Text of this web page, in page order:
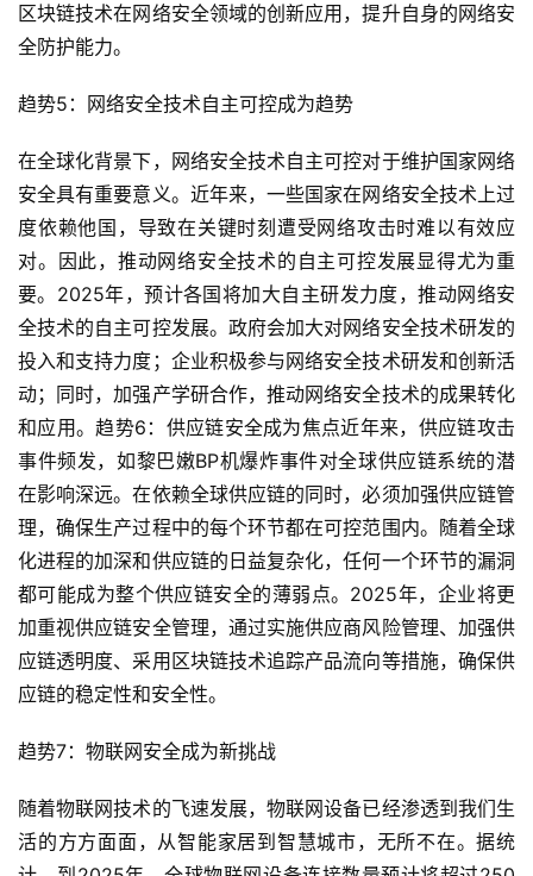
区块链技术在网络安全领域的创新应用，提升自身的网络安
全防护能力。
趋势5：网络安全技术自主可控成为趋势
在全球化背景下，网络安全技术自主可控对于维护国家网络
安全具有重要意义。近年来，一些国家在网络安全技术上过
度依赖他国，导致在关键时刻遭受网络攻击时难以有效应
对。因此，推动网络安全技术的自主可控发展显得尤为重
要。2025年，预计各国将加大自主研发力度，推动网络安
全技术的自主可控发展。政府会加大对网络安全技术研发的
投入和支持力度；企业积极参与网络安全技术研发和创新活
动；同时，加强产学研合作，推动网络安全技术的成果转化
和应用。趋势6：供应链安全成为焦点近年来，供应链攻击
事件频发，如黎巴嫩BP机爆炸事件对全球供应链系统的潜
在影响深远。在依赖全球供应链的同时，必须加强供应链管
理，确保生产过程中的每个环节都在可控范围内。随着全球
化进程的加深和供应链的日益复杂化，任何一个环节的漏洞
都可能成为整个供应链安全的薄弱点。2025年，企业将更
加重视供应链安全管理，通过实施供应商风险管理、加强供
应链透明度、采用区块链技术追踪产品流向等措施，确保供
应链的稳定性和安全性。
趋势7：物联网安全成为新挑战
随着物联网技术的飞速发展，物联网设备已经渗透到我们生
活的方方面面，从智能家居到智慧城市，无所不在。据统